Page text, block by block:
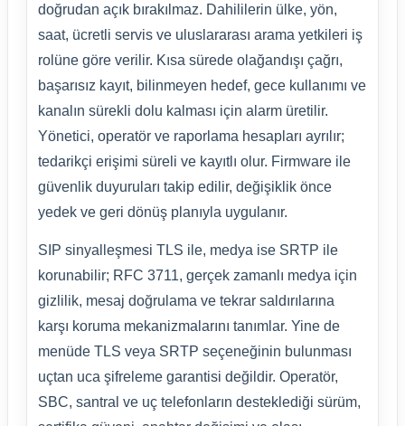
doğrudan açık bırakılmaz. Dahililerin ülke, yön,
saat, ücretli servis ve uluslararası arama yetkileri iş
rolüne göre verilir. Kısa sürede olağandışı çağrı,
başarısız kayıt, bilinmeyen hedef, gece kullanımı ve
kanalın sürekli dolu kalması için alarm üretilir.
Yönetici, operatör ve raporlama hesapları ayrılır;
tedarikçi erişimi süreli ve kayıtlı olur. Firmware ile
güvenlik duyuruları takip edilir, değişiklik önce
yedek ve geri dönüş planıyla uygulanır.
SIP sinyalleşmesi TLS ile, medya ise SRTP ile
korunabilir; RFC 3711, gerçek zamanlı medya için
gizlilik, mesaj doğrulama ve tekrar saldırılarına
karşı koruma mekanizmalarını tanımlar. Yine de
menüde TLS veya SRTP seçeneğinin bulunması
uçtan uca şifreleme garantisi değildir. Operatör,
SBC, santral ve uç telefonların desteklediği sürüm,